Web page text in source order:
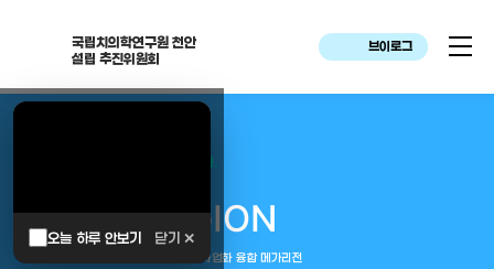
국립치의학연구원 천안
설립 추진위원회
브이로그
오늘 하루 안보기 닫기 ✕
대한민국은 두번이나 약속하였습니다.
MEGAREGION
중부권 전체를 잇는 연구–임상–평가–사업화 융합 메가리전